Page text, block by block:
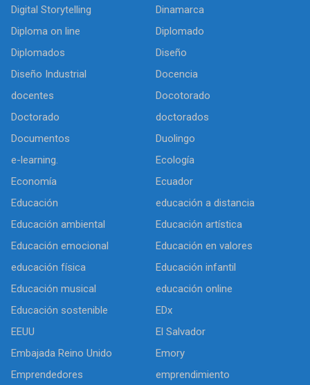
Digital Storytelling
Dinamarca
Diploma on line
Diplomado
Diplomados
Diseño
Diseño Industrial
Docencia
docentes
Docotorado
Doctorado
doctorados
Documentos
Duolingo
e-learning.
Ecología
Economía
Ecuador
Educación
educación a distancia
Educación ambiental
Educación artística
Educación emocional
Educación en valores
educación física
Educación infantil
Educación musical
educación online
Educación sostenible
EDx
EEUU
El Salvador
Embajada Reino Unido
Emory
Emprendedores
emprendimiento